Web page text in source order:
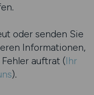
oder senden Sie
Informationen,
auftrat (Ihr
).